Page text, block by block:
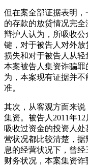
但在案全部证据表明
的存款的放贷情况完全
辩护人认为，所吸收
键，对于被告人对外
损失和对于被告人从
本案被告人集资诈骗
为，本案现有证据并
准。
其次，从客观方面来
集资。被告人2011年
吸收过资金的投资人
营状况都比较清楚，据
息的经营状况下，曾
财务状况，本案集资